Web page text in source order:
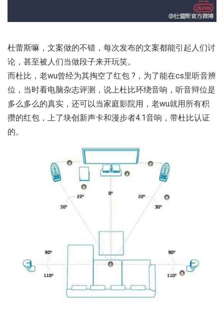
杜蕾斯嘛，文案做的不错，每次发布的文案都能引起人们讨
论，甚至被人们当做段子来开玩笑。
而杜比，老wu曾经为其掏空了红包 ?，为了能在cs里听音辨
位，当时看电脑杂志评测，说上杜比环绕音响，听音辩位是
多么多么的真实，还可以当家庭影院用，老wu就用所有积
攒的红包，上了块创新声卡和漫步者4.1音响，带杜比认证
的。